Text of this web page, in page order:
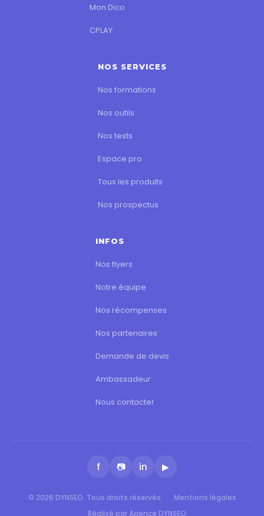
Mon Dico
CPLAY
NOS SERVICES
Nos formations
Nos outils
Nos tests
Espace pro
Tous les produits
Nos prospectus
INFOS
Nos flyers
Notre équipe
Nos récompenses
Nos partenaires
Demande de devis
Ambassadeur
Nous contacter
f 📷 in ▶
© 2026 DYNSEO. Tous droits réservés.
Mentions légales
Réalisé par Agence DYNSEO